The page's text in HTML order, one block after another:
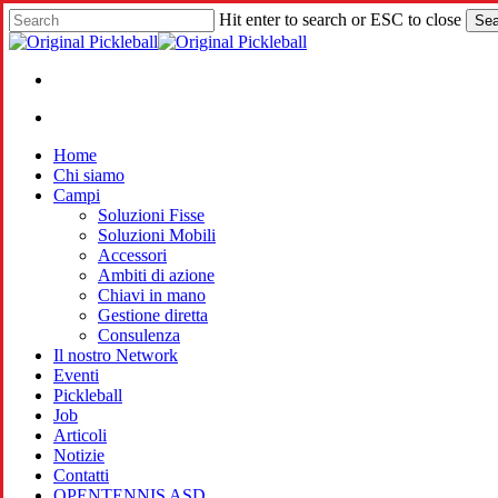
Skip
to
content
Hit enter to search or ESC to close
Close
Menu
search
Menu
Home
Chi siamo
Campi
Soluzioni Fisse
Soluzioni Mobili
Accessori
Ambiti di azione
Chiavi in mano
Gestione diretta
Consulenza
Il nostro Network
Eventi
Pickleball
Job
Articoli
Notizie
Contatti